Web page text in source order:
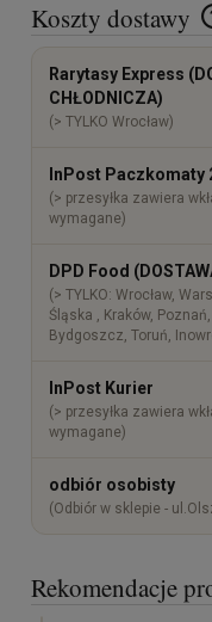
Koszty dostawy
Cena nie zawiera
Rarytasy Express
CHŁODNICZA)
(> TYLKO Wrocław)
InPost Paczkomaty
(> przesyłka zawiera
wymagane)
DPD Food
(> TYLKO: Wrocław,
Śląska , Kraków,
Bydgoszcz, Toruń,
InPost Kurier
(> przesyłka zawiera
wymagane)
odbiór osobisty
(Odbiór w sklepie -
Rekomendacje